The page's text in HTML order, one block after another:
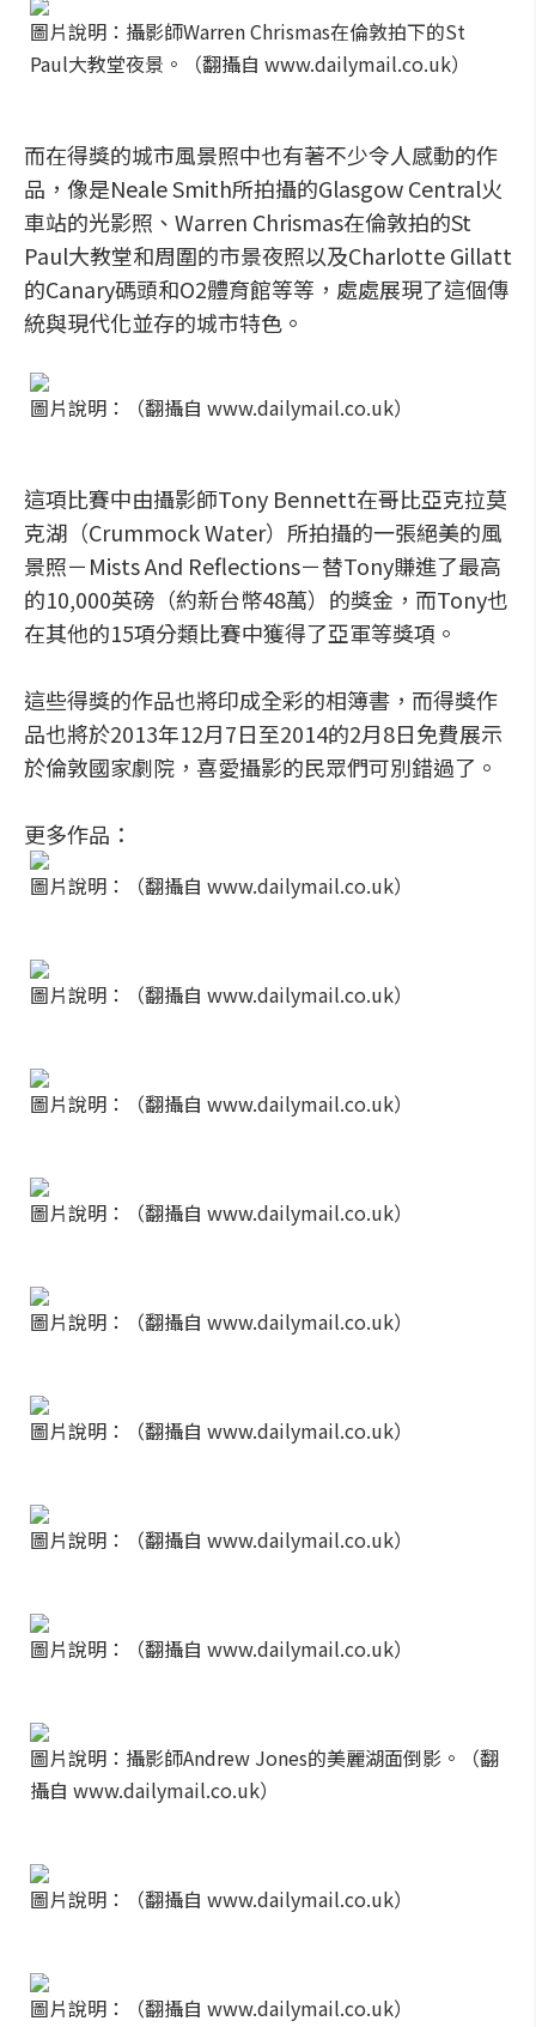
圖片說明：攝影師Warren Chrismas在倫敦拍下的St
Paul大教堂夜景。（翻攝自 www.dailymail.co.uk）
而在得獎的城市風景照中也有著不少令人感動的作
品，像是Neale Smith所拍攝的Glasgow Central火
車站的光影照、Warren Chrismas在倫敦拍的St
Paul大教堂和周圍的市景夜照以及Charlotte Gillatt
的Canary碼頭和O2體育館等等，處處展現了這個傳
統與現代化並存的城市特色。
圖片說明：（翻攝自 www.dailymail.co.uk）
這項比賽中由攝影師Tony Bennett在哥比亞克拉莫
克湖（Crummock Water）所拍攝的一張絕美的風
景照－Mists And Reflections－替Tony賺進了最高
的10,000英磅（約新台幣48萬）的獎金，而Tony也
在其他的15項分類比賽中獲得了亞軍等獎項。
這些得獎的作品也將印成全彩的相簿書，而得獎作
品也將於2013年12月7日至2014的2月8日免費展示
於倫敦國家劇院，喜愛攝影的民眾們可別錯過了。
更多作品：
圖片說明：（翻攝自 www.dailymail.co.uk）
圖片說明：（翻攝自 www.dailymail.co.uk）
圖片說明：（翻攝自 www.dailymail.co.uk）
圖片說明：（翻攝自 www.dailymail.co.uk）
圖片說明：（翻攝自 www.dailymail.co.uk）
圖片說明：（翻攝自 www.dailymail.co.uk）
圖片說明：（翻攝自 www.dailymail.co.uk）
圖片說明：（翻攝自 www.dailymail.co.uk）
圖片說明：攝影師Andrew Jones的美麗湖面倒影。（翻
攝自 www.dailymail.co.uk）
圖片說明：（翻攝自 www.dailymail.co.uk）
圖片說明：（翻攝自 www.dailymail.co.uk）